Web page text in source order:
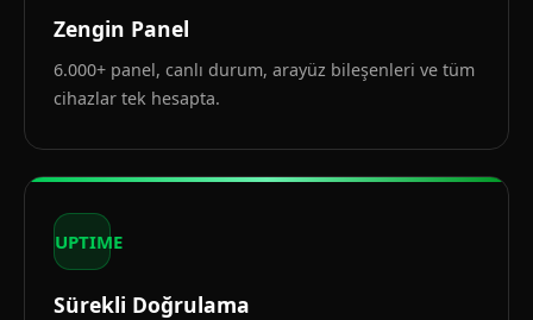
Zengin Panel
6.000+ panel, canlı durum, arayüz bileşenleri ve tüm
cihazlar tek hesapta.
UPTIME
Sürekli Doğrulama